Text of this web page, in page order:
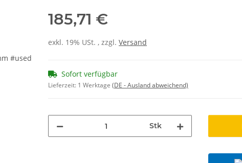
185,71 €
exkl. 19% USt. , zzgl. Versand
Sofort verfügbar
Lieferzeit: 1 Werktage (DE - Ausland abweichend)
Stk